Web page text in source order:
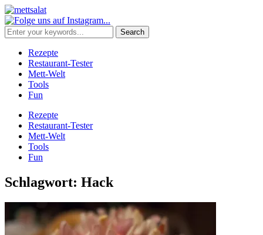
Rezepte
Restaurant-Tester
Mett-Welt
Tools
Fun
Rezepte
Restaurant-Tester
Mett-Welt
Tools
Fun
Schlagwort: Hack